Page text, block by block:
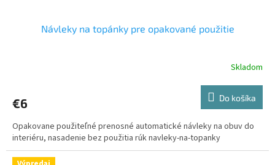
Návleky na topánky pre opakované použitie
Skladom
€6 Do košíka
Opakovane použiteľné prenosné automatické návleky na obuv do
interiéru, nasadenie bez použitia rúk navleky-na-topanky